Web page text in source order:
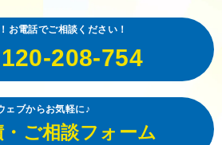
お電話でご相談ください！
208-754
ェブからお気軽に♪
ご相談フォーム